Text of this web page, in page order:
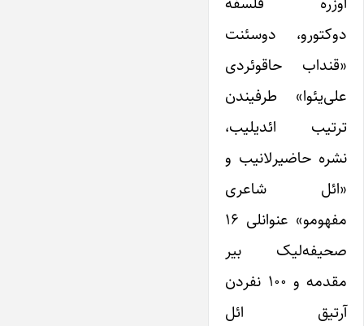
دوکتورو، دوسئنت
«قنداب حاقوئردی
علی‌یئوا» طرفیندن
ترتیب ائدیلیب،
نشره حاضیرلانیب و
«ائل شاعری
مفهومو» عنوانلی ۱۶
صحیفه‌لیک بیر
مقدمه و ۱۰۰ نفردن
آرتیق ائل